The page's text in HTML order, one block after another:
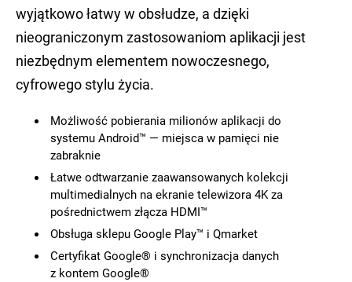
wyjątkowo łatwy w obsłudze, a dzięki
nieograniczonym zastosowaniom aplikacji jest
niezbędnym elementem nowoczesnego,
cyfrowego stylu życia.
Możliwość pobierania milionów aplikacji do
systemu Android™ — miejsca w pamięci nie
zabraknie
Łatwe odtwarzanie zaawansowanych kolekcji
multimedialnych na ekranie telewizora 4K za
pośrednictwem złącza HDMI™
Obsługa sklepu Google Play™ i Qmarket
Certyfikat Google® i synchronizacja danych
z kontem Google®